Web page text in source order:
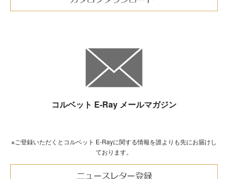
コルベット E-Ray メールマガジン
※ご登録いただくとコルベット E-Rayに関する情報を誰よりも先にお届けし
ております。